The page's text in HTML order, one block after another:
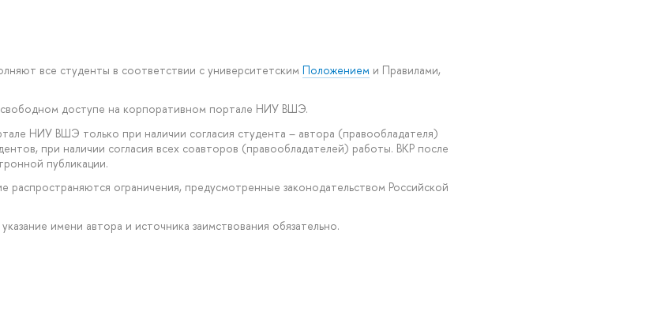
все студенты в соответствии с университетским Положением и Правилами,
доступе на корпоративном портале НИУ ВШЭ.
НИУ ВШЭ только при наличии согласия студента – автора (правообладателя)
при наличии согласия всех соавторов (правообладателей) работы. ВКР после
публикации.
распространяются ограничения, предусмотренные законодательством Российской
имени автора и источника заимствования обязательно.